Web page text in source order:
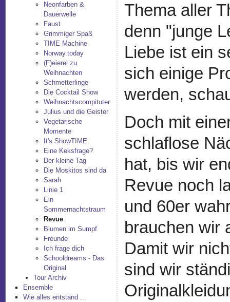
Neonfarben &
Dauerwelle
Faust
Grimmiger Spaß
TIME Machine
Norway.today
(F)eierei zu
Weihnachten
Schmetterlinge
Die Cocktail Show
Weihnachtscompituter
Julius und die Geister
Vegetarische
Momente
It's ShowTIME
Eine Keksfrage?
Der kleine Tag
Die Moskitos sind da
Sarah
Linie 1
Ein
Sommernachtstraum
Revue
Blumen im Sumpf
Freunde
Ich frage dich
Schooldreams - Das
Original
Tour Archiv
Ensemble
Wie alles entstand ...
Thema aller
denn "junge
Liebe ist ein
sich einige
werden,
Doch mit
schlaflose
hat, bis wir
Revue noch
und 60er
brauchen wir
Damit wir
sind wir